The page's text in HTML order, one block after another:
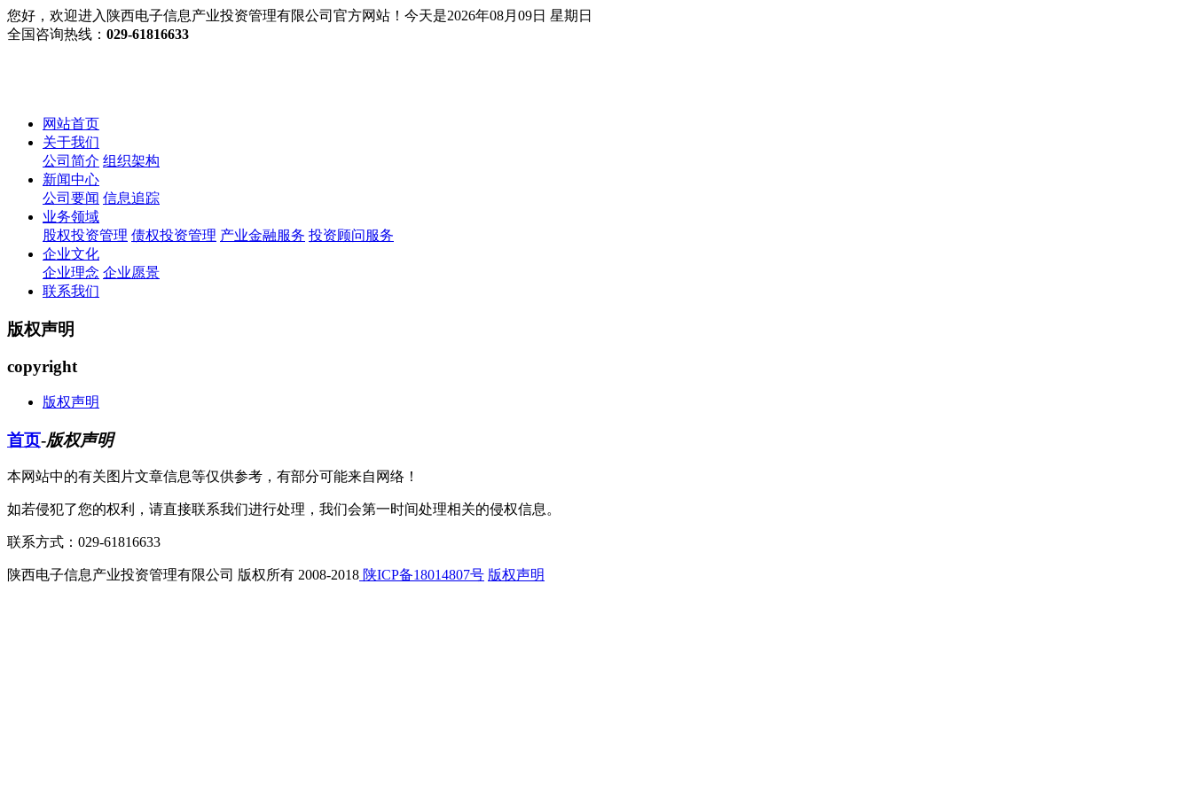
您好，欢迎进入陕西电子信息产业投资管理有限公司官方网站！ 今天是2026年08月09日 星期日
全国咨询热线： 029-61816633
网站首页
关于我们
公司简介 组织架构
新闻中心
公司要闻 信息追踪
业务领域
股权投资管理 债权投资管理 产业金融服务 投资顾问服务
企业文化
企业理念 企业愿景
联系我们
版权声明
copyright
版权声明
首页-版权声明
本网站中的有关图片文章信息等仅供参考，有部分可能来自网络！
如若侵犯了您的权利，请直接联系我们进行处理，我们会第一时间处理相关的侵权信息。
联系方式：029-61816633
陕西电子信息产业投资管理有限公司 版权所有 2008-2018 陕ICP备18014807号 版权声明